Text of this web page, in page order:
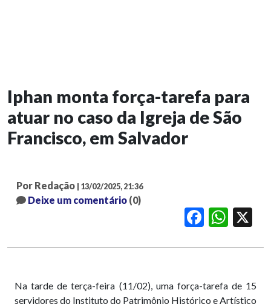
Iphan monta força-tarefa para
atuar no caso da Igreja de São
Francisco, em Salvador
Por Redação | 13/02/2025, 21:36
Deixe um comentário (0)
FacebookWhatsApp
Na tarde de terça-feira (11/02), uma força-tarefa de 15
servidores do Instituto do Patrimônio Histórico e Artístico